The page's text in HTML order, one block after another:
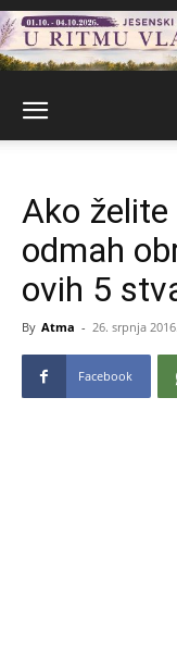
Ako želite
odmah
ovih 5
By Atma - 26. srpnja 2016.
Facebook